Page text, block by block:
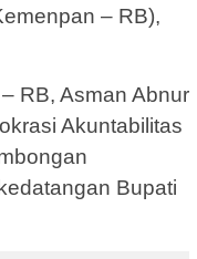
– RB),
RB, Asman Abnur
Akuntabilitas
Bupati